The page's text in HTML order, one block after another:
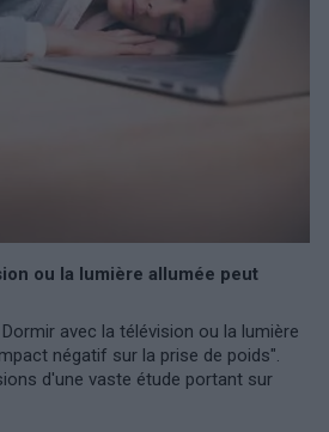
ou la lumière allumée peut
avec la télévision ou la lumière
négatif sur la prise de poids".
d'une vaste étude portant sur